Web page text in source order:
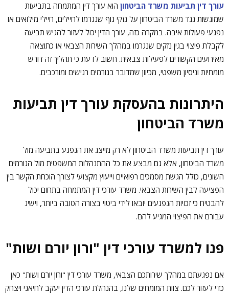
עורך דין תביעות משרד הביטחון הוא עורך דין המתמחה בתביעות
שמוגשות נגד משרד הביטחון על נזקי גוף שנגרמו לחיילים, חיילי מילואים או
נפגעי פעולות איבה. במקרה כזה, עורך הדין יכול לעזור להגיש תביעה
לקבלת פיצוי בגין נזקים שנגרמו במהלך השירות הצבאי או כתוצאה
מאירועים הקשורים לפעילות צבאית. חשוב לדעת כי תהליך זה דורש
מומחיות וניסיון משפטי, מכיוון שמדובר בגורמים רגישים ומורכבים.
היתרונות בהעסקת עורך דין תביעות
משרד הביטחון
עורך דין תביעות משרד הביטחון לא רק מייצג את הנפגע בתביעה מול
משרד הביטחון, אלא גם מבצע את כל ההתנהלות המשפטית מול הגורמים
השונים, כולל הגשת מסמכים רפואיים וייעוץ מקצועי לצורך הוכחת הקשר בין
הפציעה לבין השירות הצבאי. משרד עורכי דין המתמחה בתחום יכול
להבטיח כי זכויות הנפגעים יובאו לידי ביטוי בצורה הטובה ביותר, וישיג
עבורם את הפיצוי המגיע להם.
פנו למשרד עורכי דין "ורון יורם ושות"
אם נפגעתם במהלך שירותכם הצבאי, משרד עורכי דין "ורון יורם ושות" כאן
כדי לעזור לכם. צוות המומחים שלנו, בהנהלת עורכי הדין יעקב לחיאני ויצחק